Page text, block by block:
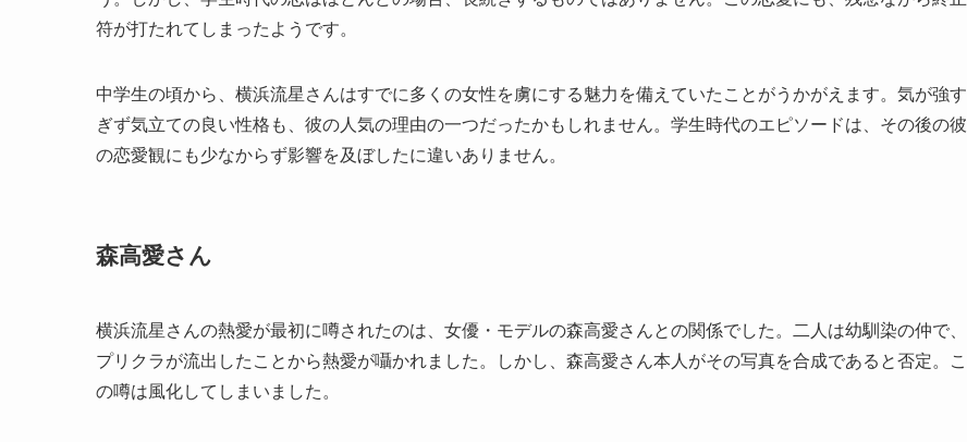
符が打たれてしまったようです。
中学生の頃から、横浜流星さんはすでに多くの女性を虜にする魅力を備えていたことがうかがえます。気が強す
ぎず気立ての良い性格も、彼の人気の理由の一つだったかもしれません。学生時代のエピソードは、その後の彼
の恋愛観にも少なからず影響を及ぼしたに違いありません。
森高愛さん
横浜流星さんの熱愛が最初に噂されたのは、女優・モデルの森高愛さんとの関係でした。二人は幼馴染の仲で、
プリクラが流出したことから熱愛が囁かれました。しかし、森高愛さん本人がその写真を合成であると否定。こ
の噂は風化してしまいました。